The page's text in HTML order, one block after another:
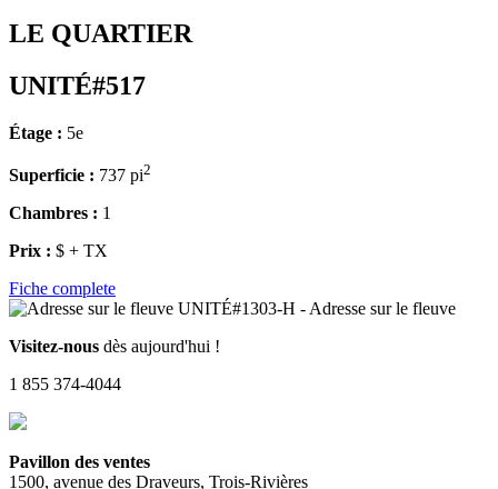
LE QUARTIER
UNITÉ#517
Étage : 5e
Superficie : 737 pi2
Chambres : 1
Prix : $ + TX
Fiche complete
Visitez-nous dès aujourd'hui !
1 855 374-4044
Pavillon des ventes
1500, avenue des Draveurs, Trois-Rivières